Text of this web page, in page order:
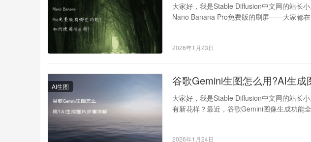
大家好，我是Stable Diffusion中文网的站长
Nano Banana Pro免费版的刷屏——大家都
2026年1月23日
AI生图 谷歌Gemini生图怎么用?AI生成
大家好，我是Stable Diffusion中文网的站长
有新花样？最近，谷歌Gemini图像生成功能
2026年1月24日